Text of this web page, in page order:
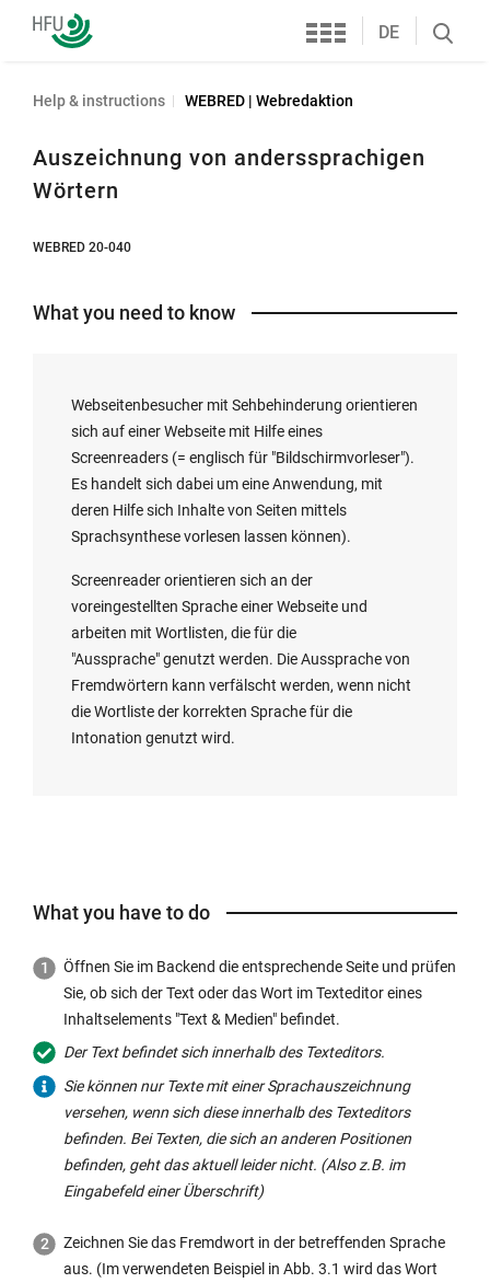
Furtwangen
University
Services
DE
Search
Help & instructions WEBRED | Webredaktion
Auszeichnung von anderssprachigen
Wörtern
WEBRED 20-040
What you need to know
Webseitenbesucher mit Sehbehinderung orientieren
sich auf einer Webseite mit Hilfe eines
Screenreaders (= englisch für "Bildschirmvorleser").
Es handelt sich dabei um eine Anwendung, mit
deren Hilfe sich Inhalte von Seiten mittels
Sprachsynthese vorlesen lassen können).
Screenreader orientieren sich an der
voreingestellten Sprache einer Webseite und
arbeiten mit Wortlisten, die für die
"Aussprache" genutzt werden. Die Aussprache von
Fremdwörtern kann verfälscht werden, wenn nicht
die Wortliste der korrekten Sprache für die
Intonation genutzt wird.
What you have to do
Öffnen Sie im Backend die entsprechende Seite und prüfen
Sie, ob sich der Text oder das Wort im Texteditor eines
Inhaltselements "Text & Medien" befindet.
Der Text befindet sich innerhalb des Texteditors.
Sie können nur Texte mit einer Sprachauszeichnung
versehen, wenn sich diese innerhalb des Texteditors
befinden. Bei Texten, die sich an anderen Positionen
befinden, geht das aktuell leider nicht. (Also z.B. im
Eingabefeld einer Überschrift)
Zeichnen Sie das Fremdwort in der betreffenden Sprache
aus. (Im verwendeten Beispiel in Abb. 3.1 wird das Wort